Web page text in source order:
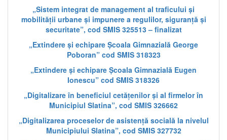
„Sistem integrat de management al traficului și
mobilității urbane și impunere a regulilor, siguranță și
securitate”, cod SMIS 325513 – finalizat
„Extindere și echipare Școala Gimnazială George
Poboran” cod SMIS 318323
„Extindere și echipare Școala Gimnazială Eugen
Ionescu” cod SMIS 318326
„Digitalizare în beneficiul cetățenilor și al firmelor în
Municipiul Slatina”, cod SMIS 326662
„Digitalizarea proceselor de asistență socială la nivelul
Municipiului Slatina”, cod SMIS 327732